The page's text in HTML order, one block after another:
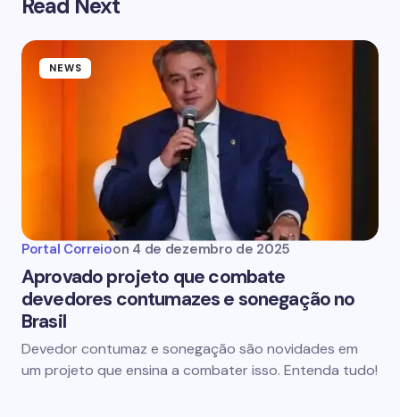
NEWS
Portal Correioon 4 de dezembro de 2025
Aprovado projeto que combate
devedores contumazes e sonegação no
Brasil
Devedor contumaz e sonegação são novidades em
um projeto que ensina a combater isso. Entenda tudo!